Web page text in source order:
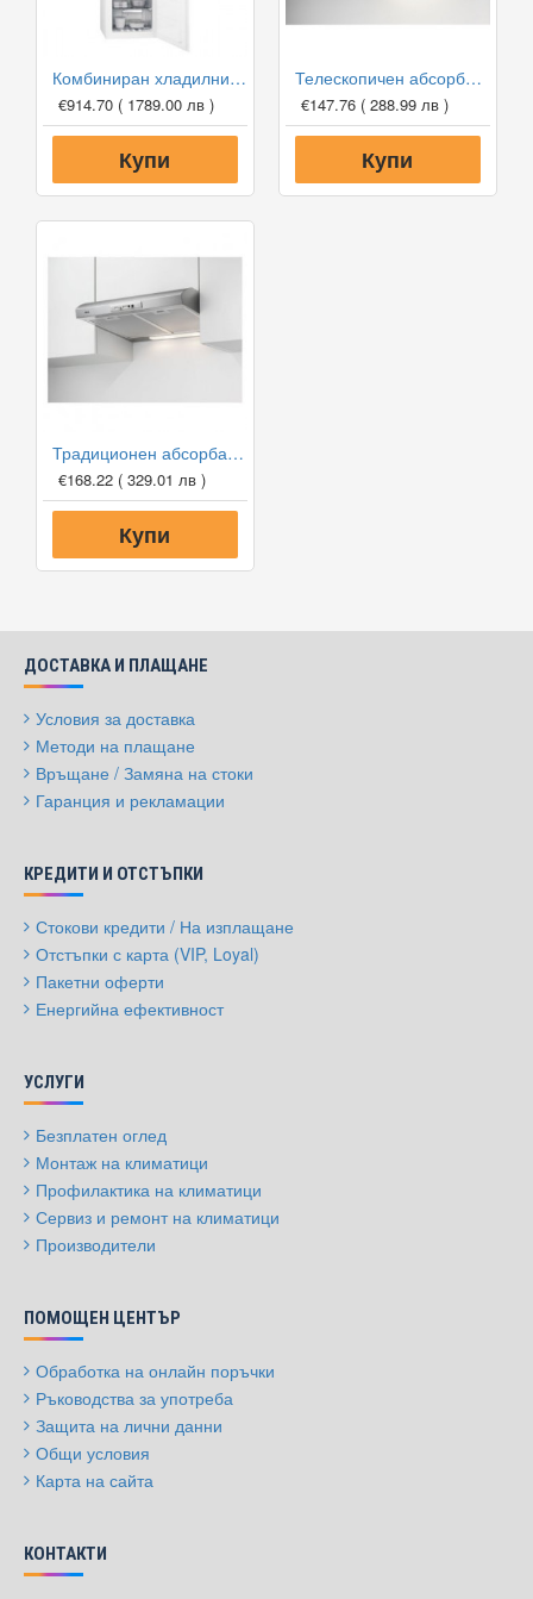
Комбиниран хладилник с фризер за вграждане AEG SCE818E6TS NoFrost
€914.70 ( 1789.00 лв )
Купи
Телескопичен абсорбатор за вграждане AEG DPB3632S, 410 м3/ч
€147.76 ( 288.99 лв )
Купи
Традиционен абсорбатор AEG DUB1611M
€168.22 ( 329.01 лв )
Купи
ДОСТАВКА И ПЛАЩАНЕ
Условия за доставка
Методи на плащане
Връщане / Замяна на стоки
Гаранция и рекламации
КРЕДИТИ И ОТСТЪПКИ
Стокови кредити / На изплащане
Отстъпки с карта (VIP, Loyal)
Пакетни оферти
Енергийна ефективност
УСЛУГИ
Безплатен оглед
Монтаж на климатици
Профилактика на климатици
Сервиз и ремонт на климатици
Производители
ПОМОЩЕН ЦЕНТЪР
Обработка на онлайн поръчки
Ръководства за употреба
Защита на лични данни
Общи условия
Карта на сайта
КОНТАКТИ